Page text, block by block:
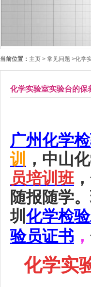
当前位置： 主页 > 常见问题 >化学
化学实验室实验台的保
广州化学
训
，中山
员培训班
随报随学
圳 化学检
验员证书 ，
化学实